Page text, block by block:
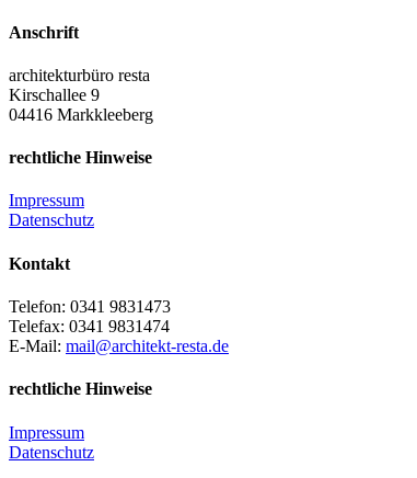
Anschrift
architekturbüro resta
Kirschallee 9
04416 Markkleeberg
rechtliche Hinweise
Impressum
Datenschutz
Kontakt
Telefon: 0341 9831473
Telefax: 0341 9831474
E-Mail: mail@architekt-resta.de
rechtliche Hinweise
Impressum
Datenschutz